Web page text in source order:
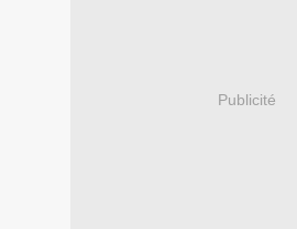
Publicité